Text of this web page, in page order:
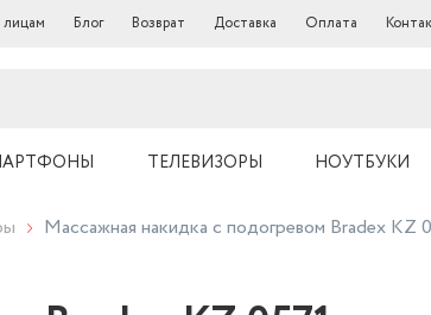
Блог Возврат Доставка Оплата
ТЕЛЕВИЗОРЫ НОУТБУКИ
Массажная накидка с подогревом Bradex KZ